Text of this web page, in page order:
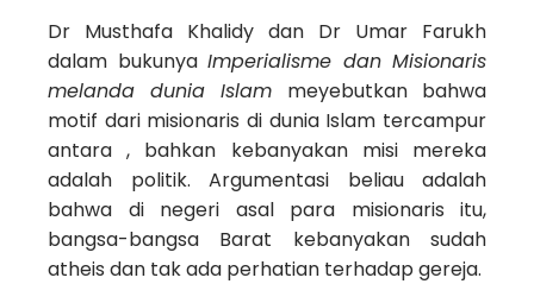
Dr Musthafa Khalidy dan Dr Umar Farukh
dalam bukunya Imperialisme dan Misionaris
melanda dunia Islam meyebutkan bahwa
motif dari misionaris di dunia Islam tercampur
antara , bahkan kebanyakan misi mereka
adalah politik. Argumentasi beliau adalah
bahwa di negeri asal para misionaris itu,
bangsa-bangsa Barat kebanyakan sudah
atheis dan tak ada perhatian terhadap gereja.